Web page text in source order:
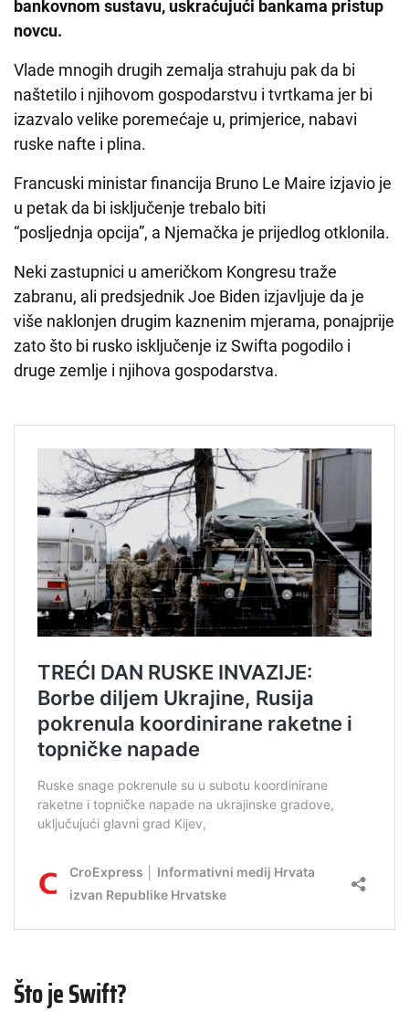
bankovnom sustavu, uskraćujući bankama pristup
novcu.
Vlade mnogih drugih zemalja strahuju pak da bi
naštetilo i njihovom gospodarstvu i tvrtkama jer bi
izazvalo velike poremećaje u, primjerice, nabavi
ruske nafte i plina.
Francuski ministar financija Bruno Le Maire izjavio je
u petak da bi isključenje trebalo biti
“posljednja opcija”, a Njemačka je prijedlog otklonila.
Neki zastupnici u američkom Kongresu traže
zabranu, ali predsjednik Joe Biden izjavljuje da je
više naklonjen drugim kaznenim mjerama, ponajprije
zato što bi rusko isključenje iz Swifta pogodilo i
druge zemlje i njihova gospodarstva.
Što je Swift?